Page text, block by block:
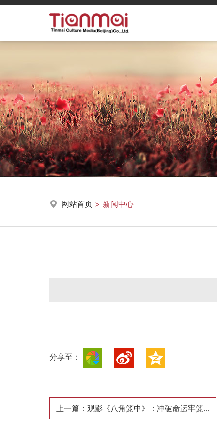
网站首页 > 新闻中心
分享至：
上一篇：观影《八角笼中》：冲破命运牢笼...